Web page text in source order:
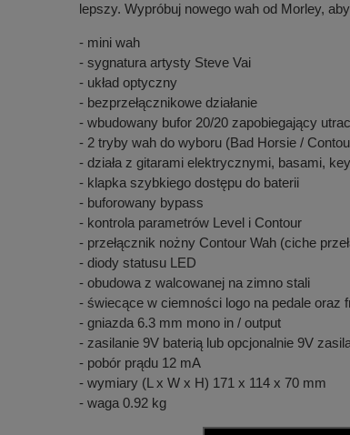
lepszy. Wypróbuj nowego wah od Morley,
- mini wah
- sygnatura artysty Steve Vai
- układ optyczny
- bezprzełącznikowe działanie
- wbudowany bufor 20/20 zapobiegający
- 2 tryby wah do wyboru (Bad Horsie /
- działa z gitarami elektrycznymi, basami,
- klapka szybkiego dostępu do baterii
- buforowany bypass
- kontrola parametrów Level i Contour
- przełącznik nożny Contour Wah (ciche
- diody statusu LED
- obudowa z walcowanej na zimno stali
- świecące w ciemności logo na pedale oraz
- gniazda 6.3 mm mono in / output
- zasilanie 9V baterią lub opcjonalnie 9V
- pobór prądu 12 mA
- wymiary (L x W x H) 171 x 114 x 70 mm
- waga 0.92 kg